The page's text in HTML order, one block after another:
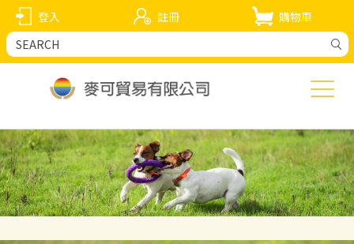
登入 註冊 購物車